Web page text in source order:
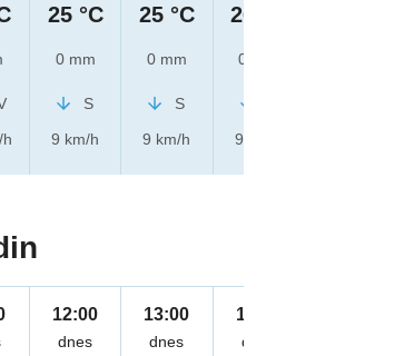
25 °C
0 mm
S
9 km/h
25 °C
0 mm
S
9 km/h
26 °C
0 mm
9 km/h
12:00
dnes
13:00
dnes
14:00
dnes